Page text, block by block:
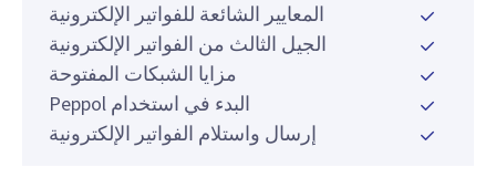
المعايير الشائعة للفواتير الإلكترونية
الجيل الثالث من الفواتير الإلكترونية
مزايا الشبكات المفتوحة
البدء في استخدام Peppol
إرسال واستلام الفواتير الإلكترونية